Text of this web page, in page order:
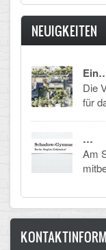
Historisches
Schulalbum
SCHULLEBEN
Schulleitung
NEUIGKEITEN
Die
für
…
Am